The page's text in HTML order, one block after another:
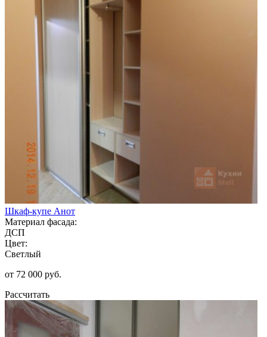
Шкаф-купе Анот
Материал фасада:
ДСП
Цвет:
Светлый
от 72 000 руб.
Рассчитать